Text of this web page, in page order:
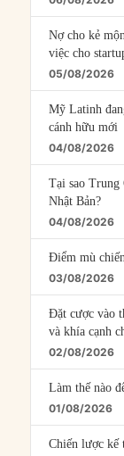
Nợ cho kẻ
việc cho
05/08/2026
Mỹ Latinh
cánh hữu mới
04/08/2026
Tại sao Trung
Nhật Bản?
04/08/2026
Điểm mù
03/08/2026
Đặt cược vào
và khía cạnh
02/08/2026
Làm thế nào
01/08/2026
Chiến lược kế